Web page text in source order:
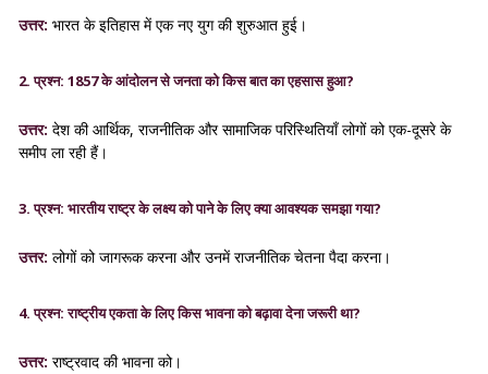
उत्तर: भारत के इतिहास में एक नए युग की शुरुआत हुई।
2. प्रश्न: 1857 के आंदोलन से जनता को किस बात का एहसास हुआ?
उत्तर: देश की आर्थिक, राजनीतिक और सामाजिक परिस्थितियाँ लोगों को एक-दूसरे के
समीप ला रही हैं।
3. प्रश्न: भारतीय राष्ट्र के लक्ष्य को पाने के लिए क्या आवश्यक समझा गया?
उत्तर: लोगों को जागरूक करना और उनमें राजनीतिक चेतना पैदा करना।
4. प्रश्न: राष्ट्रीय एकता के लिए किस भावना को बढ़ावा देना जरूरी था?
उत्तर: राष्ट्रवाद की भावना को।